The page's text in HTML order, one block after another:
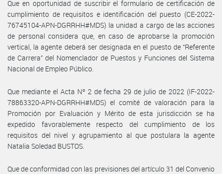
Que en oportunidad de suscribir el formulario de certificación de
cumplimiento de requisitos e identificación del puesto (CE-2022-
76745104-APN-DGRRHH#MDS) la unidad a cargo de las acciones
de personal considera que, en caso de aprobarse la promoción
vertical, la agente deberá ser designada en el puesto de “Referente
de Carrera” del Nomenclador de Puestos y Funciones del Sistema
Nacional de Empleo Público.
Que mediante el Acta Nº 2 de fecha 29 de julio de 2022 (IF-2022-
78863320-APN-DGRRHH#MDS) el comité de valoración para la
Promoción por Evaluación y Mérito de esta jurisdicción se ha
expedido favorablemente respecto del cumplimiento de los
requisitos del nivel y agrupamiento al que postulara la agente
Natalia Soledad BUSTOS.
Que de conformidad con las previsiones del artículo 31 del Convenio